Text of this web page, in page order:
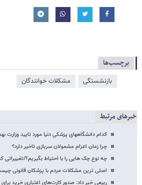
برچسب‌ها
بازنشستگی مشکلات خوانندگان
خبرهای مرتبط
کدام دانشگاههای پزشکی دنیا مورد تایید وزارت
چرا زمان اعزام مشمولان سربازی تاخیر دارد؟
چه نوع چک هایی را با احتیاط بگیریم؟/تغییراتی
اصلی ترین مشکلات مردم با پزشکان قانونی
ربیعی خبر داد: صدور کارت‌های اعتباری خرید